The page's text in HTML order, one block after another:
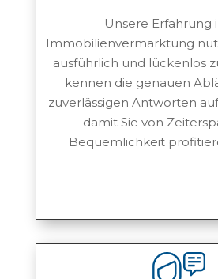
Unsere Erfahrung
Immobilienvermarktung
ausführlich und lückenlos
kennen die genauen
zuverlässigen Antworten
damit Sie von
Bequemlichkeit